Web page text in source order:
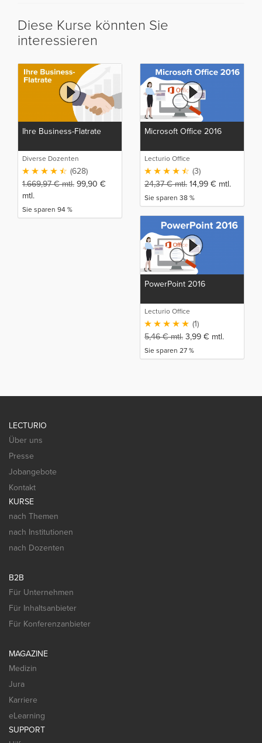
Diese Kurse könnten Sie
interessieren
Ihre Business-Flatrate
Diverse Dozenten
(628)
1.669,97€mtl. 99,90 €
mtl.
Sie sparen 94 %
Microsoft Office 2016
Lecturio Office
(3)
24,37€mtl. 14,99 € mtl.
Sie sparen 38 %
PowerPoint 2016
Lecturio Office
(1)
5,46€mtl. 3,99 € mtl.
Sie sparen 27 %
LECTURIO
Über uns
Presse
Jobangebote
Kontakt
KURSE
nach Themen
nach Institutionen
nach Dozenten
B2B
Für Unternehmen
Für Inhaltsanbieter
Für Konferenzanbieter
MAGAZINE
Medizin
Jura
Karriere
eLearning
SUPPORT